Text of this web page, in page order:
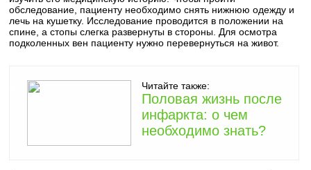
обследование, пациенту необходимо снять нижнюю одежду и
лечь на кушетку. Исследование проводится в положении на
спине, а стопы слегка развернуты в стороны. Для осмотра
подколенных вен пациенту нужно перевернуться на живот.
Читайте также:
Половая жизнь после
инфаркта: о чем
необходимо знать?